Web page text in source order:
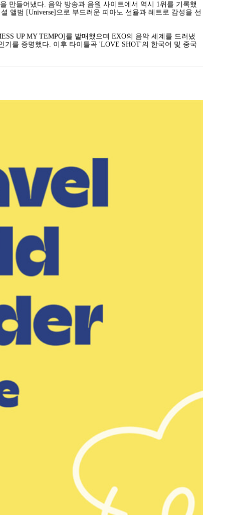
만들어냈다. 음악 방송과 음원 사이트에서 역시 1위를 기록했
앨범 [Universe]으로 부드러운 피아노 선율과 레트로 감성을 선
UP MY TEMPO]를 발매했으며 EXO의 음악 세계를 드러냈
를 증명했다. 이후 타이틀곡 'LOVE SHOT'의 한국어 및 중국